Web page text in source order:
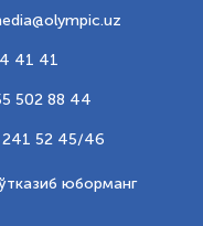
41 41
502 88 44
241 52 45/46
юборманг